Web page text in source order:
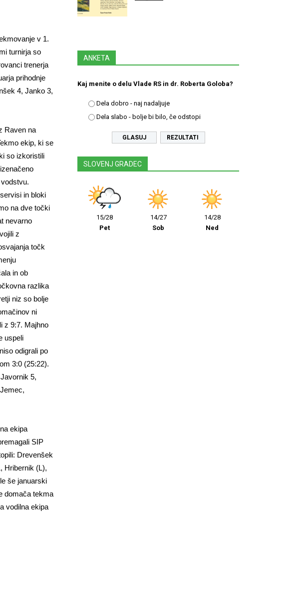
v 1.
turnirja so
trenerja
prihodnje
4, Janko 3,
Raven na
ekip, ki se
so izkoristili
in bloki
na dve točki
nevarno
z
točk
in ob
razlika
niz so bolje
ni
z 9:7. Majhno
uspeli
odigrali po
3:0 (25:22).
5,
ekipa
SIP
Drevenšek
Hribernik (L),
še januarski
domača tekma
vodilna ekipa
ANKETA
Kaj menite o delu Vlade RS in dr. Roberta Goloba?
Dela dobro - naj nadaljuje
Dela slabo - bolje bi bilo, če odstopi
REZULTATI
SLOVENJ GRADEC
15/28
Pet
14/27
Sob
14/28
Ned